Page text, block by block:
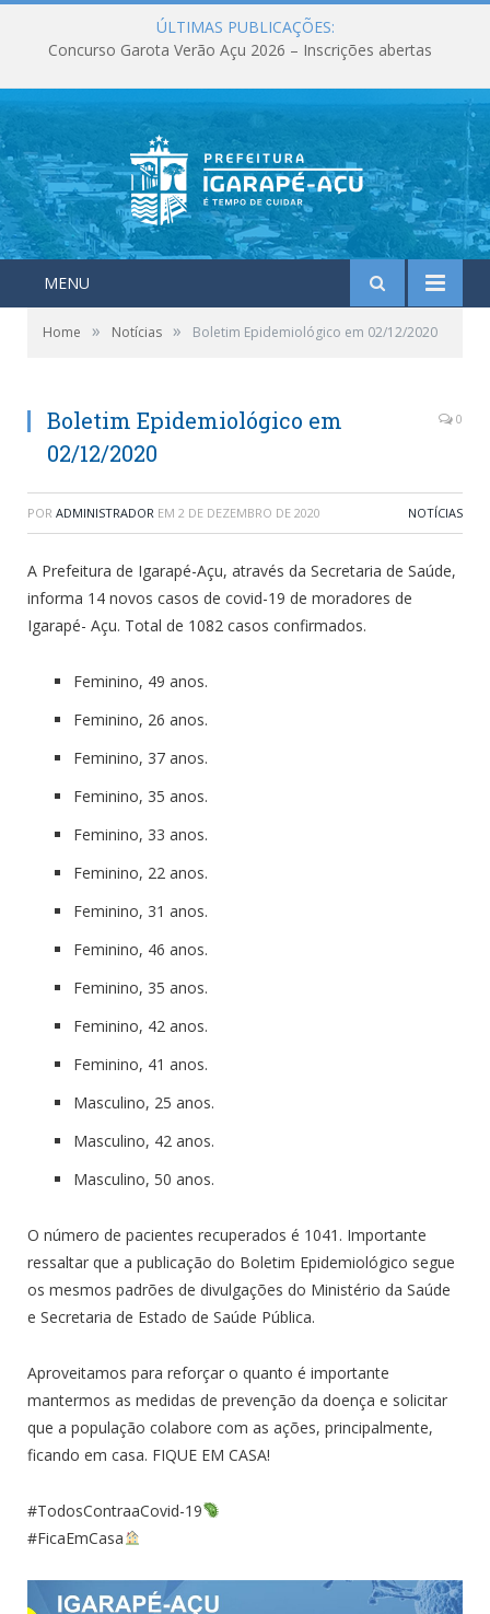
ÚLTIMAS PUBLICAÇÕES:
Concurso Garota Verão Açu 2026 – Inscrições abertas
MENU
Home » Notícias » Boletim Epidemiológico em 02/12/2020
Boletim Epidemiológico em
02/12/2020
0
POR ADMINISTRADOR EM 2 DE DEZEMBRO DE 2020 NOTÍCIAS
A Prefeitura de Igarapé-Açu, através da Secretaria de Saúde,
informa 14 novos casos de covid-19 de moradores de
Igarapé- Açu. Total de 1082 casos confirmados.
Feminino, 49 anos.
Feminino, 26 anos.
Feminino, 37 anos.
Feminino, 35 anos.
Feminino, 33 anos.
Feminino, 22 anos.
Feminino, 31 anos.
Feminino, 46 anos.
Feminino, 35 anos.
Feminino, 42 anos.
Feminino, 41 anos.
Masculino, 25 anos.
Masculino, 42 anos.
Masculino, 50 anos.
O número de pacientes recuperados é 1041. Importante
ressaltar que a publicação do Boletim Epidemiológico segue
os mesmos padrões de divulgações do Ministério da Saúde
e Secretaria de Estado de Saúde Pública.
Aproveitamos para reforçar o quanto é importante
mantermos as medidas de prevenção da doença e solicitar
que a população colabore com as ações, principalmente,
ficando em casa. FIQUE EM CASA!
#TodosContraaCovid-19
#FicaEmCasa